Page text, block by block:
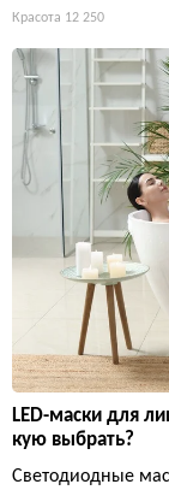
Красота 12 250
LED-маски для
кую выбрать?
Светодиодные